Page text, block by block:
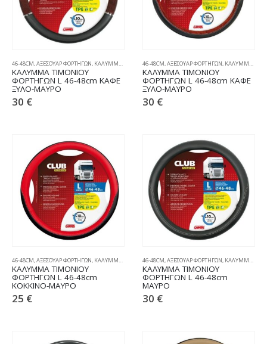
46-48CM,ΑΞΕΣΟΥΑΡ ΦΟΡΤΗΓΩΝ, ΚΑΛΥΜΜΑΤΑ ΤΙΜΟΝΙΟΥ
ΚΑΛΥΜΜΑ ΤΙΜΟΝΙΟΥ
ΦΟΡΤΗΓΩΝ L 46-48cm ΚΑΦΕ
ΞΥΛΟ-ΜΑΥΡΟ
30 €
46-48CM,ΑΞΕΣΟΥΑΡ ΦΟΡΤΗΓΩΝ, ΚΑΛΥΜΜΑΤΑ ΤΙΜΟΝΙΟΥ
ΚΑΛΥΜΜΑ ΤΙΜΟΝΙΟΥ
ΦΟΡΤΗΓΩΝ L 46-48cm ΚΑΦΕ
ΞΥΛΟ-ΜΑΥΡΟ
30 €
46-48CM,ΑΞΕΣΟΥΑΡ ΦΟΡΤΗΓΩΝ, ΚΑΛΥΜΜΑΤΑ ΤΙΜΟΝΙΟΥ
ΚΑΛΥΜΜΑ ΤΙΜΟΝΙΟΥ
ΦΟΡΤΗΓΩΝ L 46-48cm
ΚΟΚΚΙΝΟ-ΜΑΥΡΟ
25 €
46-48CM,ΑΞΕΣΟΥΑΡ ΦΟΡΤΗΓΩΝ, ΚΑΛΥΜΜΑΤΑ ΤΙΜΟΝΙΟΥ
ΚΑΛΥΜΜΑ ΤΙΜΟΝΙΟΥ
ΦΟΡΤΗΓΩΝ L 46-48cm
ΜΑΥΡΟ
30 €